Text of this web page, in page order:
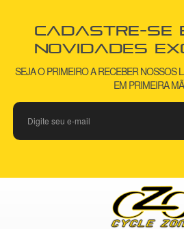
Cadastre-se
novidades
SEJA O PRIMEIRO A RECEBER NOSSOS
EM PRIMEIRA